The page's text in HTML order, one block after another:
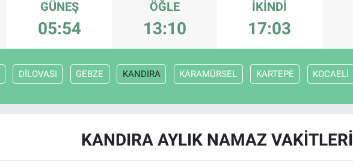
GÜNEŞ
05:54
ÖĞLE
13:10
İKINDI
17:03
DİLOVASI GEBZE KANDIRA KARAMÜRSEL KARTEPE KOCAELİ
KANDIRA AYLIK NAMAZ VAKITLERI